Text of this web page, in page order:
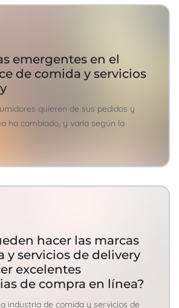
emergentes en el
de comida y servicios
quieren de sus pedidos y
ha cambiado, y varía según la
hacer las marcas
y servicios de delivery
excelentes
de compra en línea?
industria de comida y servicios de